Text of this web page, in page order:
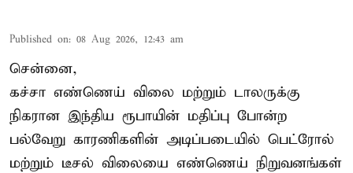
Published on: 08 Aug 2026, 12:43 am
சென்னை,
கச்சா எண்ணெய் விலை மற்றும் டாலருக்கு
நிகரான இந்திய ரூபாயின் மதிப்பு போன்ற
பல்வேறு காரணிகளின் அடிப்படையில் பெட்ரோல்
மற்றும் டீசல் விலையை எண்ணெய் நிறுவனங்கள்